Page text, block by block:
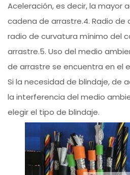
Aceleración, es decir, la mayor
cadena de arrastre.4. Radio de
radio de curvatura mínimo del
arrastre.5. Uso del medio
de arrastre se encuentra en el
Si la necesidad de blindaje, de
la interferencia del medio
elegir el tipo de blindaje.